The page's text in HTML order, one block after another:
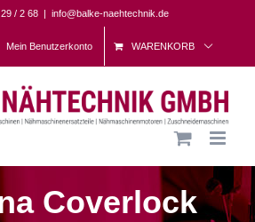
/ 2 68 | info@balke-naehtechnik.de
Mein Benutzerkonto WARENKORB
Coverlock